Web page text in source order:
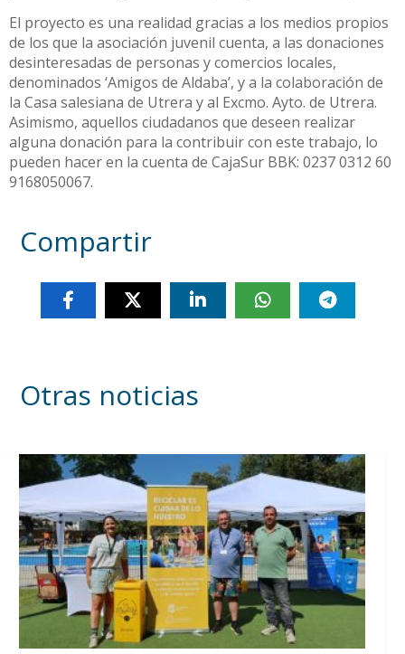
El proyecto es una realidad gracias a los medios propios
de los que la asociación juvenil cuenta, a las donaciones
desinteresadas de personas y comercios locales,
denominados ‘Amigos de Aldaba’, y a la colaboración de
la Casa salesiana de Utrera y al Excmo. Ayto. de Utrera.
Asimismo, aquellos ciudadanos que deseen realizar
alguna donación para la contribuir con este trabajo, lo
pueden hacer en la cuenta de CajaSur BBK: 0237 0312 60
9168050067.
Compartir
Otras noticias